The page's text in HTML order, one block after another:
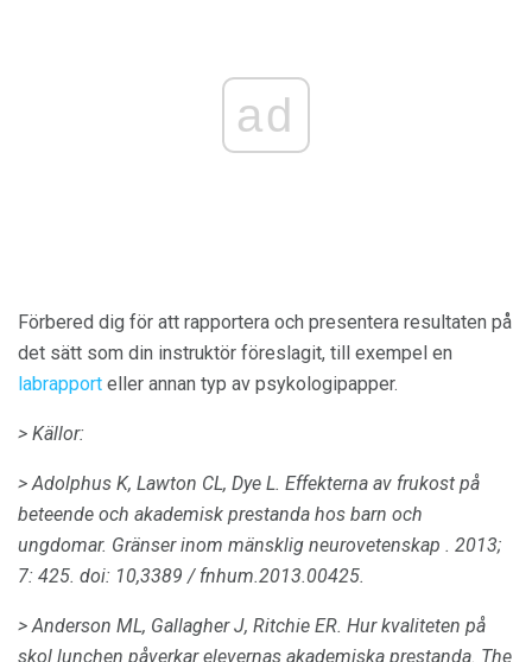
ad
Förbered dig för att rapportera och presentera resultaten på
det sätt som din instruktör föreslagit, till exempel en
labrapport eller annan typ av psykologipapper.
> Källor:
> Adolphus K, Lawton CL, Dye L. Effekterna av frukost på
beteende och akademisk prestanda hos barn och
ungdomar. Gränser inom mänsklig neurovetenskap . 2013;
7: 425. doi: 10,3389 / fnhum.2013.00425.
> Anderson ML, Gallagher J, Ritchie ER. Hur kvaliteten på
skol lunchen påverkar elevernas akademiska prestanda. The